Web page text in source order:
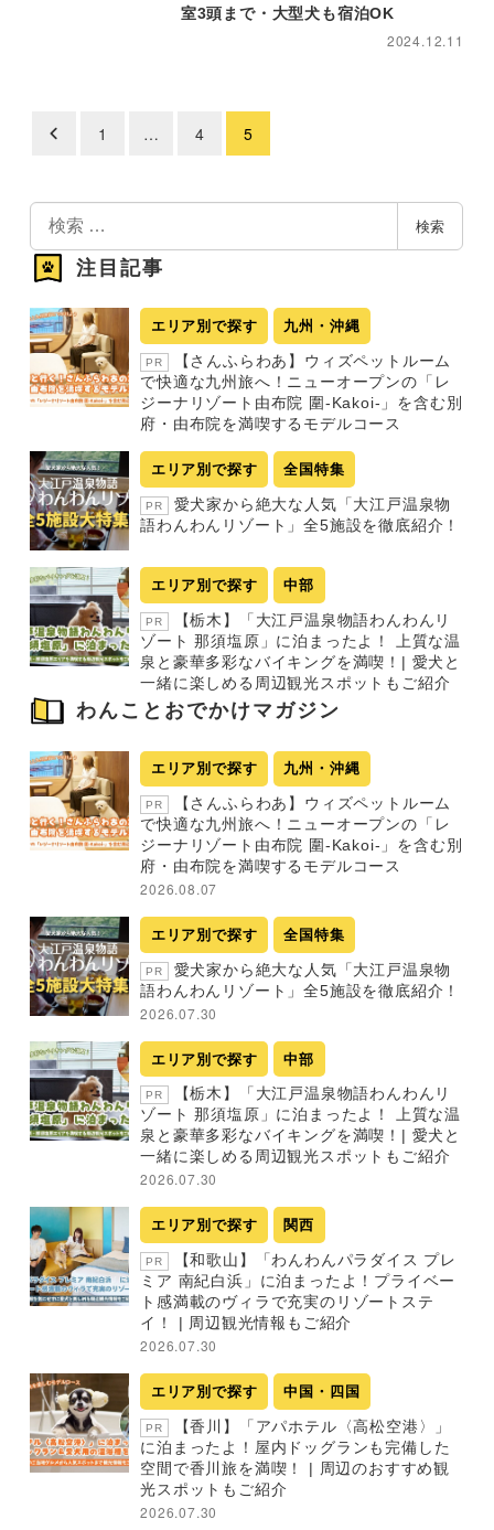
室3頭まで・大型犬も宿泊OK
2024.12.11
投
の
ペ
ー
ジ
送
り
1 … 4 5
索
検索
注目記事
エリア別で探す 九州・沖縄
PR
【さんふらわあ】ウィズペットルーム
で快適な九州旅へ！ニューオープンの「レ
ジーナリゾート由布院 圍-Kakoi-」を含む別
府・由布院を満喫するモデルコース
エリア別で探す 全国特集
PR
愛犬家から絶大な人気「大江戸温泉物
語わんわんリゾート」全5施設を徹底紹介！
エリア別で探す 中部
PR
【栃木】「大江戸温泉物語わんわんリ
ゾート 那須塩原」に泊まったよ！ 上質な温
泉と豪華多彩なバイキングを満喫！| 愛犬と
一緒に楽しめる周辺観光スポットもご紹介
わんことおでかけマガジン
エリア別で探す 九州・沖縄
PR
【さんふらわあ】ウィズペットルーム
で快適な九州旅へ！ニューオープンの「レ
ジーナリゾート由布院 圍-Kakoi-」を含む別
府・由布院を満喫するモデルコース
2026.08.07
エリア別で探す 全国特集
PR
愛犬家から絶大な人気「大江戸温泉物
語わんわんリゾート」全5施設を徹底紹介！
2026.07.30
エリア別で探す 中部
PR
【栃木】「大江戸温泉物語わんわんリ
ゾート 那須塩原」に泊まったよ！ 上質な温
泉と豪華多彩なバイキングを満喫！| 愛犬と
一緒に楽しめる周辺観光スポットもご紹介
2026.07.30
エリア別で探す 関西
PR
【和歌山】「わんわんパラダイス プレ
ミア 南紀白浜」に泊まったよ！プライベー
ト感満載のヴィラで充実のリゾートステ
イ！ | 周辺観光情報もご紹介
2026.07.30
エリア別で探す 中国・四国
PR
【香川】「アパホテル〈高松空港〉」
に泊まったよ！屋内ドッグランも完備した
空間で香川旅を満喫！ | 周辺のおすすめ観
光スポットもご紹介
2026.07.30